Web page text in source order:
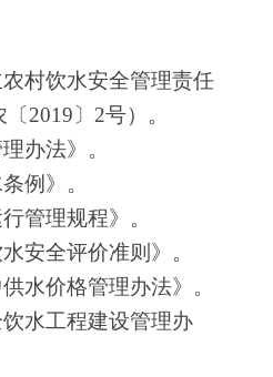
村饮水安全管理责任
2019〕2号）
。
办法》 。
例 》 。
管理规程》 。
安全评价准则》 。
水价格管理办法》 。
水工程建设管理办